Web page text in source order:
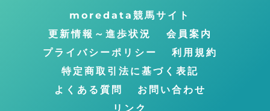
moredata競馬サイト
更新情報～進歩状況
会員案内
プライバシーポリシー
利用規約
特定商取引法に基づく表記
よくある質問
お問い合わせ
リンク